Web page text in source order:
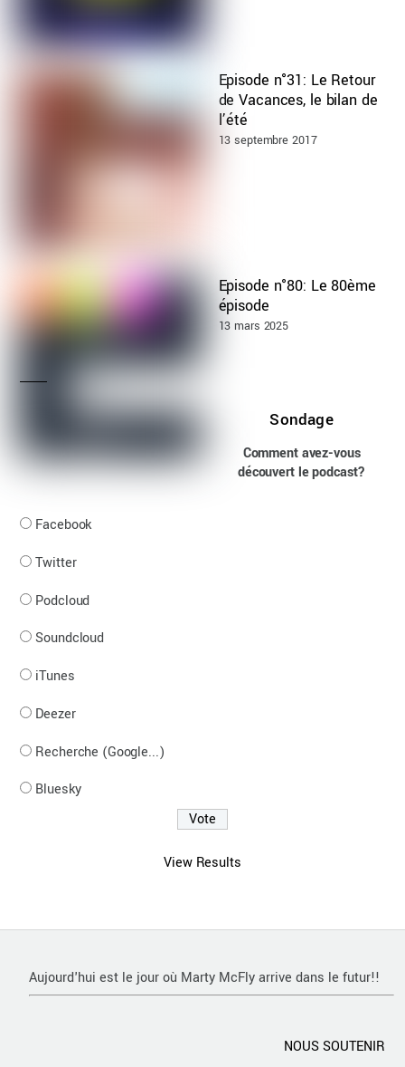
Episode n°31: Le Retour
de Vacances, le bilan de
l’été
13 septembre 2017
Episode n°80: Le 80ème
épisode
13 mars 2025
Sondage
Comment avez-vous
découvert le podcast?
Facebook
Twitter
Podcloud
Soundcloud
iTunes
Deezer
Recherche (Google...)
Bluesky
View Results
Aujourd'hui est le jour où Marty McFly arrive dans le futur!!
NOUS SOUTENIR